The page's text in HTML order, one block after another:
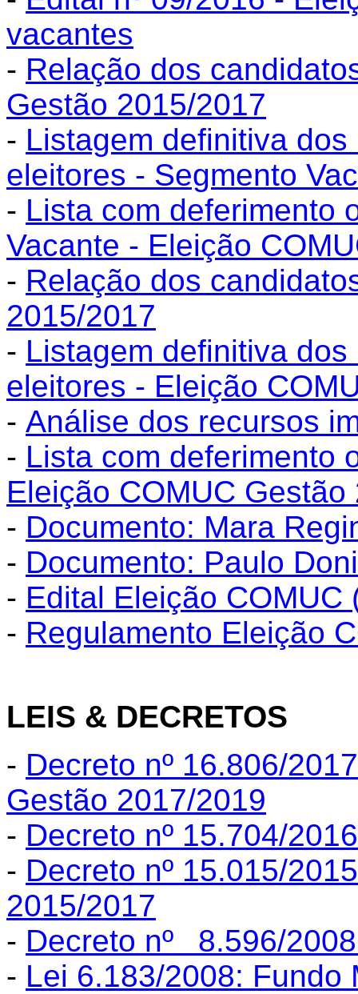
vacantes
- Relação dos
Gestão 2015/2017
- Listagem definitiva
eleitores - Segmento
- Lista com deferimento
Vacante - Eleição
- Relação dos
2015/2017
- Listagem definitiva
eleitores - Eleição
- Análise dos recursos
- Lista com deferimento
Eleição COMUC Gestão
- Documento: Mara
- Documento: Paulo
- Edital Eleição
- Regulamento Eleição
LEIS & DECRETOS
- Decreto nº 16.806/
Gestão 2017/2019
- Decreto nº 15.704/
- Decreto nº 15.015/
2015/2017
- Decreto nº 8.596/
- Lei 6.183/2008: Fundo